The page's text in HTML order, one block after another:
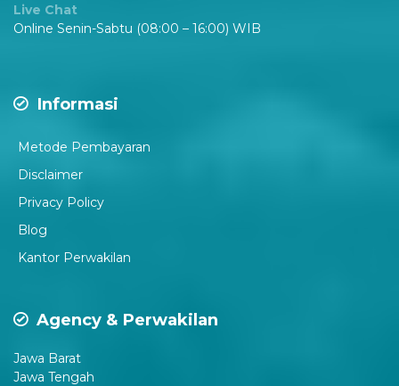
Live Chat
Online Senin-Sabtu (08:00 – 16:00) WIB
Informasi
Metode Pembayaran
Disclaimer
Privacy Policy
Blog
Kantor Perwakilan
Agency & Perwakilan
Jawa Barat
Jawa Tengah